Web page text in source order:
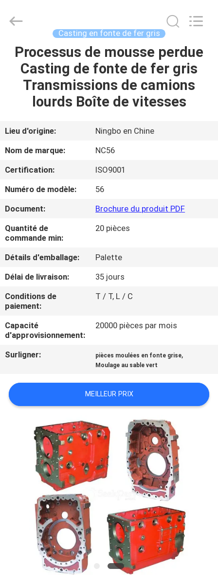
MAISON
VIDÉOS
À
PROPOS
DE
NOUS
VISITE
DE
L'USINE
CONTRÔLE
DE
LA
NOUS
CONTACTER
NOUVELLES
DEMANDEZ
UN DEVIS
Sunrise
Foundry
Reserved.
Casting en fonte de fer gris
Processus de mousse perdue
Casting de fonte de fer gris
Transmissions de camions
lourds Boîte de vitesses
Lieu d'origine:
Ningbo en Chine
Nom de marque:
NC56
Certification:
ISO9001
Numéro de modèle:
56
Document:
Brochure du produit PDF
Quantité de
commande min:
20 pièces
Détails d'emballage:
Palette
Délai de livraison:
35 jours
Conditions de
paiement:
T / T, L / C
Capacité
d'approvisionnement:
20000 pièces par mois
Surligner: pièces moulées en fonte grise,
Moulage au sable vert
MEILLEUR PRIX